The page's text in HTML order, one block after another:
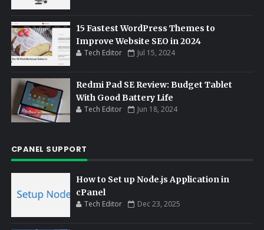
15 Fastest WordPress Themes to
Improve Website SEO in 2024
Tech Editor Jul 15, 2024
Redmi Pad SE Review: Budget Tablet
With Good Battery Life
Tech Editor Jun 18, 2024
CPANEL SUPPORT
How to Set up Node.js Application in
cPanel
Tech Editor Dec 23, 2025